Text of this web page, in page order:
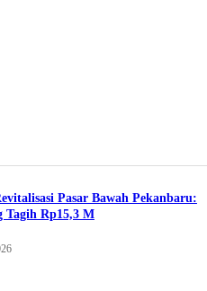
Pasar Bawah Pekanbaru:
Tagih Rp15,3 M